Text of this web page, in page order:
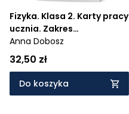
Fizyka. Klasa 2. Karty pracy
ucznia. Zakres
podstawowy. Liceum i
technikum
Anna Dobosz
32,50 zł
Do koszyka